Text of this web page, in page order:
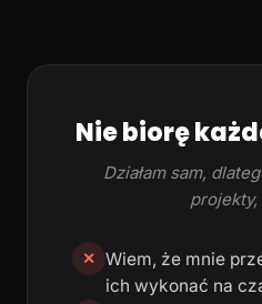
Nie biorę
Działam sam,
✕ Wiem, że mnie
ich wykonać na